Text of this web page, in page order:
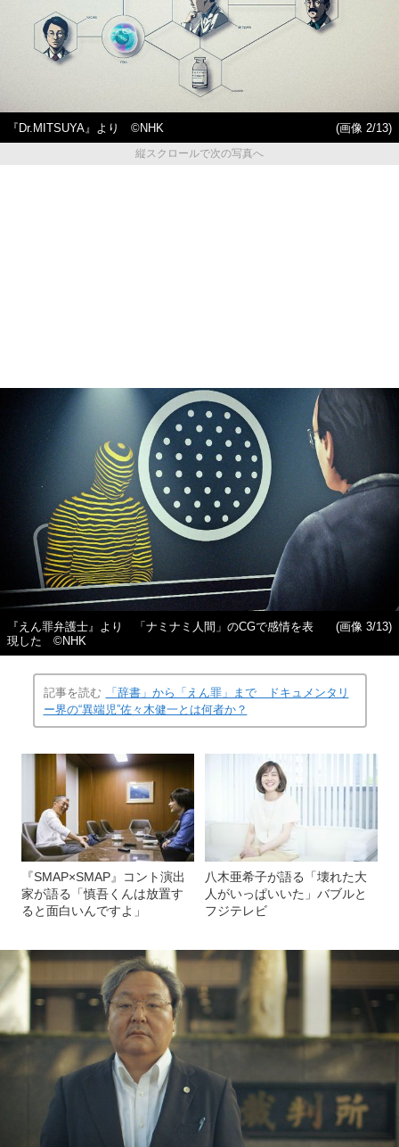
『Dr.MITSUYA』より ©NHK
(画像 2/13)
縦スクロールで次の写真へ
『えん罪弁護士』より 「ナミナミ人間」のCGで感情を表
現した ©NHK
(画像 3/13)
記事を読む
「辞書」から「えん罪」まで ドキュメンタリ
ー界の“異端児”佐々木健一とは何者か？
『SMAP×SMAP』コント演出
家が語る「慎吾くんは放置す
ると面白いんですよ」
八木亜希子が語る「壊れた大
人がいっぱいいた」バブルと
フジテレビ